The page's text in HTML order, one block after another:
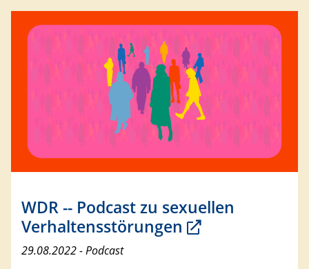
WDR -- Podcast zu sexuellen
Verhaltensstörungen
29.08.2022 - Podcast